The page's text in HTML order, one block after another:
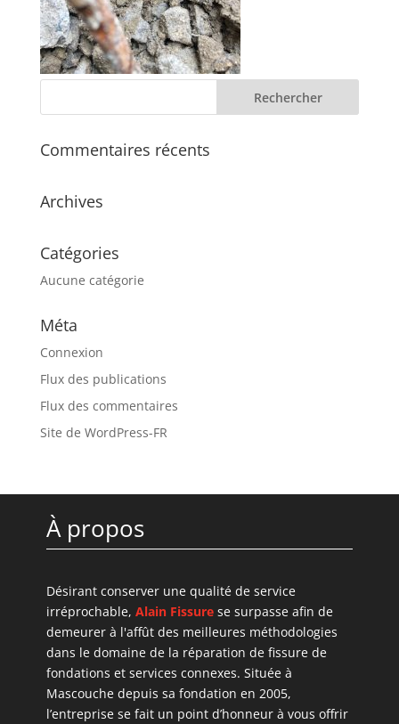
Commentaires récents
Archives
Catégories
Aucune catégorie
Méta
Connexion
Flux des publications
Flux des commentaires
Site de WordPress-FR
À propos
Désirant conserver une qualité de service
irréprochable, Alain Fissurese surpasse afin de
demeurer à l'affût des meilleures méthodologies
dans le domaine de la réparation de fissure de
fondations et services connexes. Située à
Mascouche depuis sa fondation en 2005,
l’entreprise se fait un point d’honneur à vous offrir